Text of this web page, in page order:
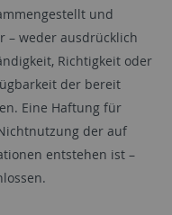
und
– weder ausdrücklich
Richtigkeit oder
der bereit
Eine Haftung für
der auf
entstehen ist –